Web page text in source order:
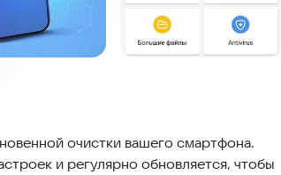
очистки вашего смартфона.
и регулярно обновляется, чтобы